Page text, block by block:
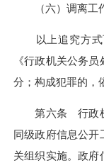
（六）调离工作
以上追究方式
《行政机关公务
分；构成犯罪的，
第六条 行政机
同级政府信息公开
关组织实施。政府